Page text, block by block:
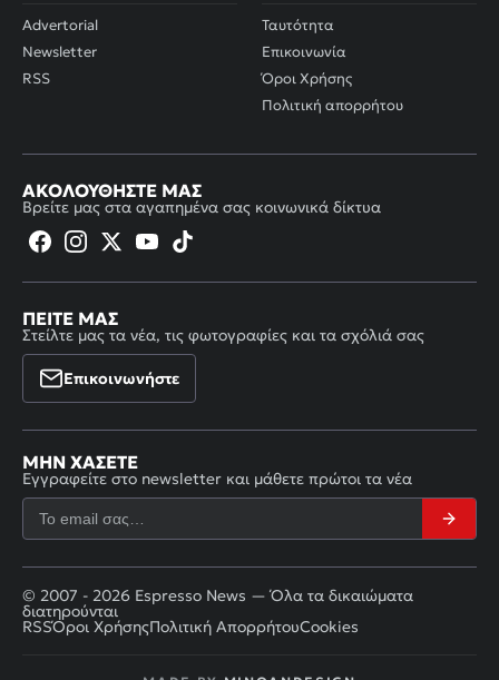
Advertorial
Newsletter
RSS
Ταυτότητα
Επικοινωνία
Όροι Χρήσης
Πολιτική απορρήτου
ΑΚΟΛΟΥΘΉΣΤΕ ΜΑΣ
Βρείτε μας στα αγαπημένα σας κοινωνικά δίκτυα
ΠΕΊΤΕ ΜΑΣ
Στείλτε μας τα νέα, τις φωτογραφίες και τα σχόλιά σας
Επικοινωνήστε
ΜΗΝ ΧΆΣΕΤΕ
Εγγραφείτε στο newsletter και μάθετε πρώτοι τα νέα
© 2007 - 2026 Espresso News — Όλα τα δικαιώματα
διατηρούνται
RSSΌροι ΧρήσηςΠολιτική ΑπορρήτουCookies